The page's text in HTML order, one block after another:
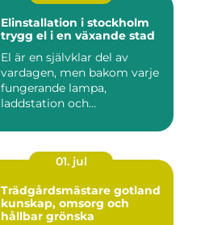
Elinstallation i stockholm
trygg el i en växande stad
El är en självklar del av
vardagen, men bakom varje
fungerande lampa,
laddstation och
01. jul
Trädgårdsmästare gotland
kunskap, omsorg och
hållbar grönska